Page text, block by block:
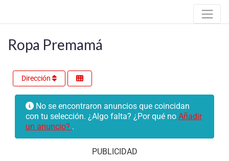
Ropa Premamá
Dirección
No se encontraron anuncios que coincidan
con tu selección. ¿Algo falta? ¿Por qué no Añadir
un anuncio? .
PUBLICIDAD